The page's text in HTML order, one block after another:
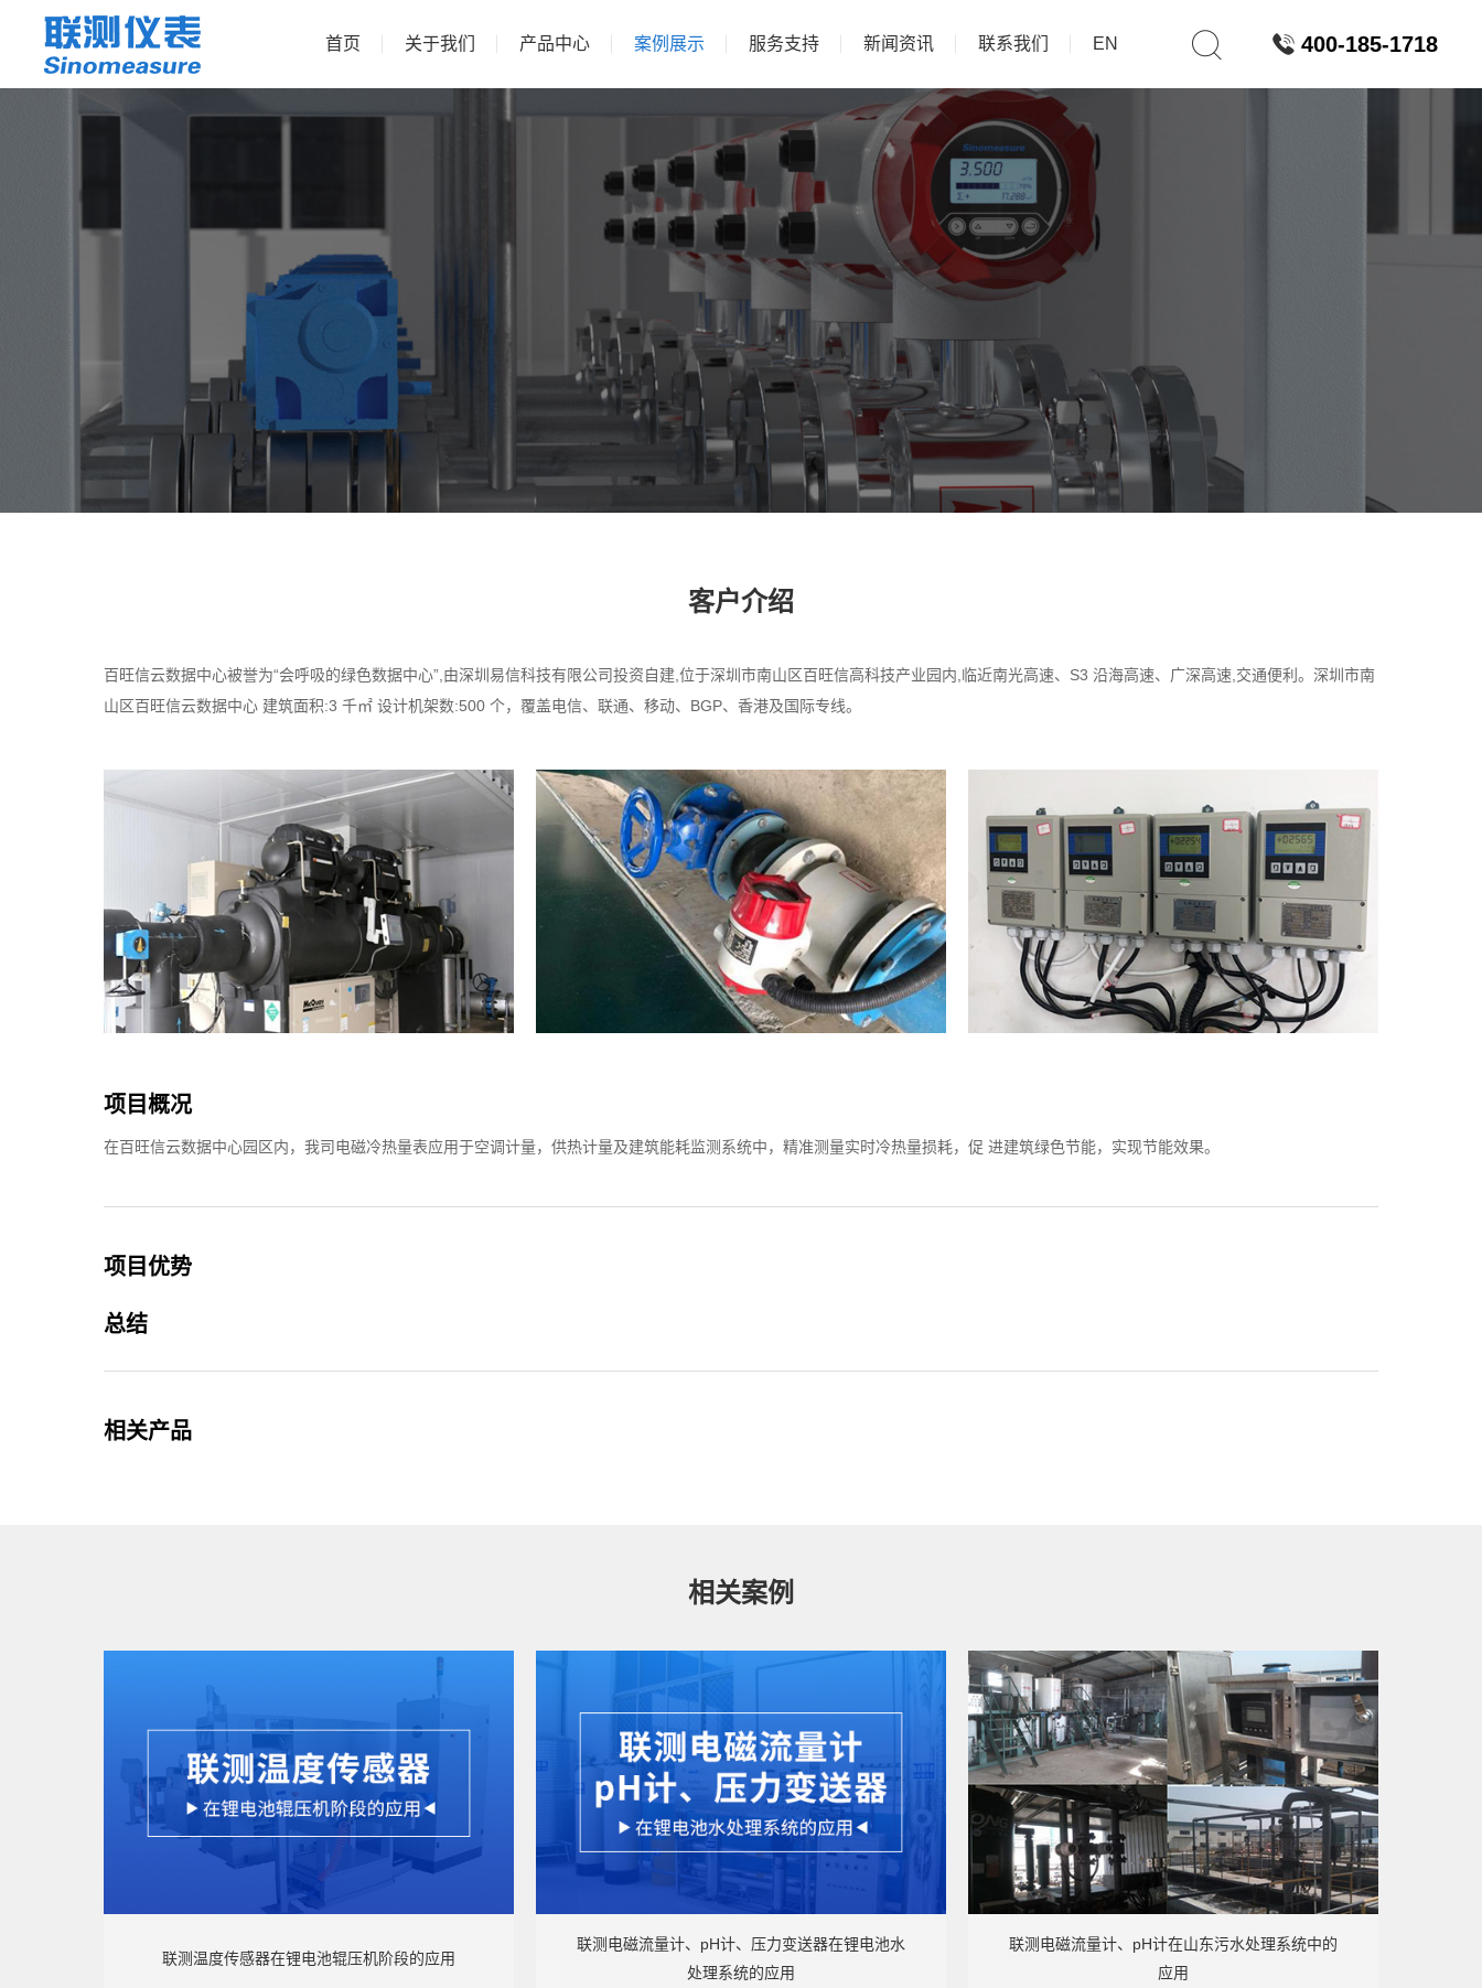
首页 关于我们 产品中心 案例展示 服务支持 新闻资讯 联系我们 EN 400-185-1718
客户介绍
百旺信云数据中心被誉为“会呼吸的绿色数据中心”,由深圳易信科技有限公司投资自建,位于深圳市南山区百旺信高科技产业园内,临近南光高速、S3 沿海高速、广深高速,交通便利。深圳市南
山区百旺信云数据中心 建筑面积:3 千㎡ 设计机架数:500 个，覆盖电信、联通、移动、BGP、香港及国际专线。
项目概况
在百旺信云数据中心园区内，我司电磁冷热量表应用于空调计量，供热计量及建筑能耗监测系统中，精准测量实时冷热量损耗，促 进建筑绿色节能，实现节能效果。
项目优势
总结
相关产品
相关案例
联测温度传感器在锂电池辊压机阶段的应用
联测电磁流量计、pH计、压力变送器在锂电池水
处理系统的应用
联测电磁流量计、pH计在山东污水处理系统中的
应用